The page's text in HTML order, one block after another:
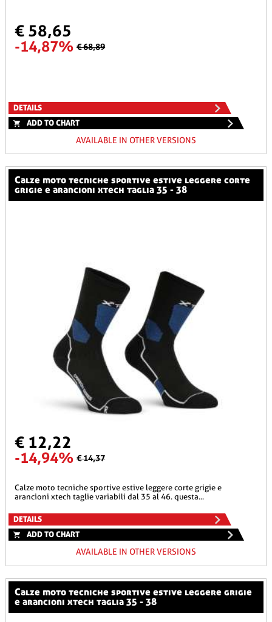
€ 58,65
-14,87% € 68,89
DETAILS
ADD TO CHART
AVAILABLE IN OTHER VERSIONS
calze moto tecniche sportive estive leggere corte
grigie e arancioni xtech taglia 35 - 38
€ 12,22
-14,94% € 14,37
calze moto tecniche sportive estive leggere corte grigie e
arancioni xtech taglie variabili dal 35 al 46. questa...
DETAILS
ADD TO CHART
AVAILABLE IN OTHER VERSIONS
calze moto tecniche sportive estive leggere grigie
e arancioni xtech taglia 35 - 38